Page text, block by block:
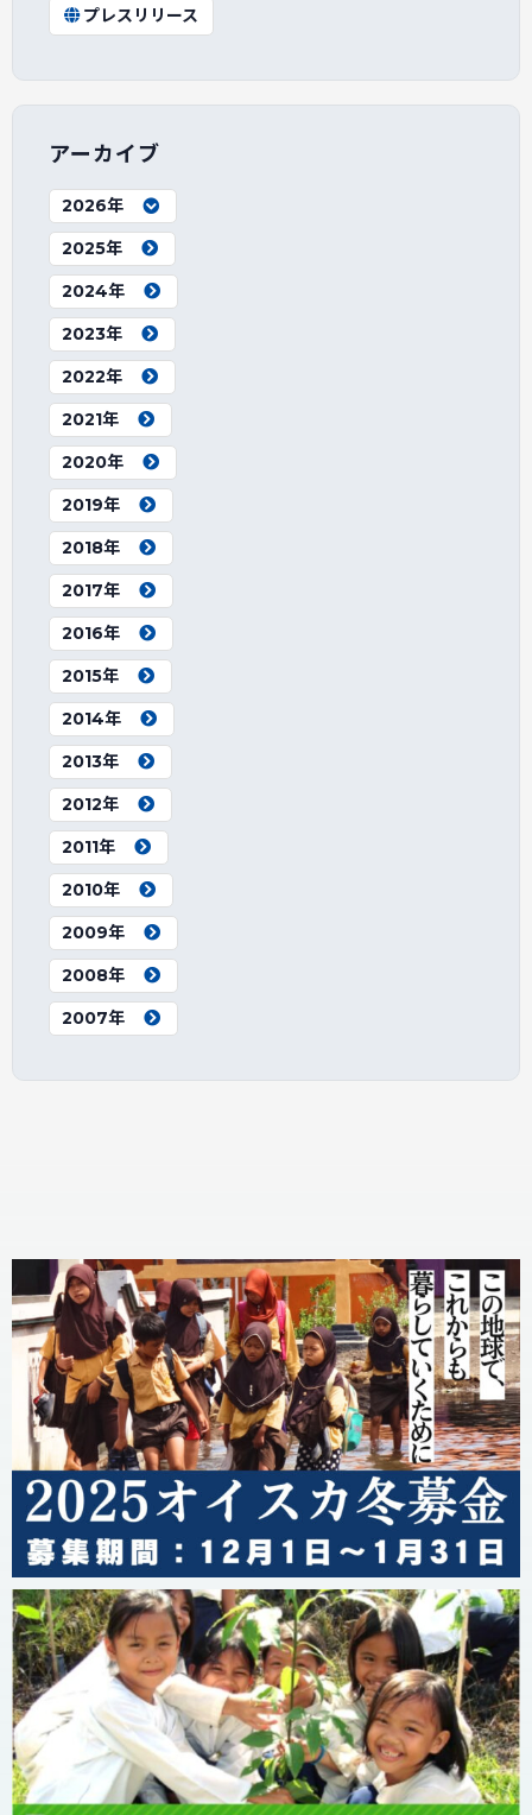
プレスリリース
アーカイブ
2026年
2025年
2024年
2023年
2022年
2021年
2020年
2019年
2018年
2017年
2016年
2015年
2014年
2013年
2012年
2011年
2010年
2009年
2008年
2007年